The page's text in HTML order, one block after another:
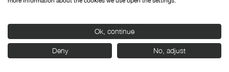
Ok, continue
Deny No, adjust